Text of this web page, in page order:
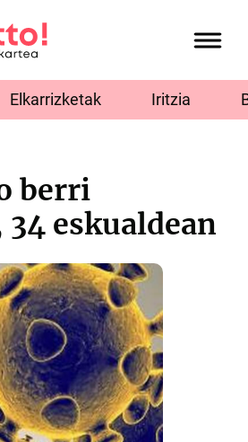
Elkarrizketak Iritzia
berri
eskualdean